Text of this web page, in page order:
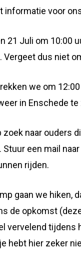
informatie voor
21 Juli om 10:00
Vergeet dus niet
we om
in Enschede te
zoek naar ouders
Stuur een mail
rijden.
gaan we hiken,
de opkomst
vervelend tijdens
hebt hier zeker